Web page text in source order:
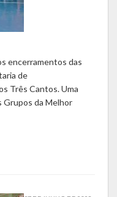
encerramentos das
de
Três Cantos. Uma
da Melhor